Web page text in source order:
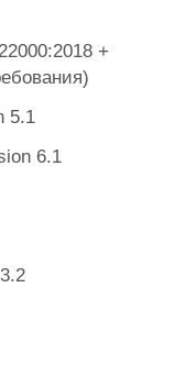
+
5.1
6.1